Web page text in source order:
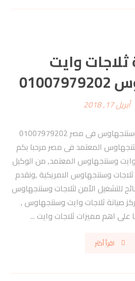
ثلاجات وايت
أبريل 17, 2018
توكيل صيانة ثلاجات وستنجهاوس فى مصر 01007979202
المعتمد فى مصر مرحبا بكم
وستنجهاوس المعتمد, من الوكيل
وستنجهاوس الامريكية ,ونقدم
للتشغيل الأمن لثلاجات وستنجهاوس
صيانة ثلاجات وايت وستنجهاوس ,
على اهم مميزات ثلاجات وايت ...
اقرأ أكثر